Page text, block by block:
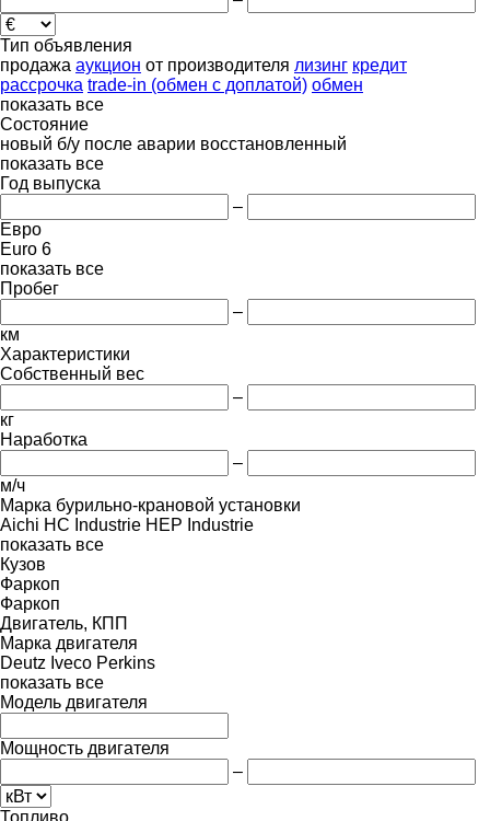
Тип объявления
продажа аукцион от производителя лизинг кредит
рассрочка trade-in (обмен с доплатой) обмен
показать все
Состояние
новый б/у после аварии восстановленный
показать все
Год выпуска
–
Евро
Euro 6
показать все
Пробег
–
км
Характеристики
Собственный вес
–
кг
Наработка
–
м/ч
Марка бурильно-крановой установки
Aichi HC Industrie HEP Industrie
показать все
Кузов
Фаркоп
Фаркоп
Двигатель, КПП
Марка двигателя
Deutz Iveco Perkins
показать все
Модель двигателя
Мощность двигателя
–
Топливо